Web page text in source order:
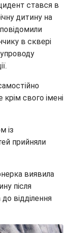
стався в
дитину на
в сквері
свого імені
із
прийняли
виявила
після
відділення